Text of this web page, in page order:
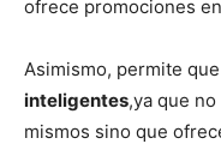
ofrece promociones
Asimismo, permite
inteligentes,ya que
mismos sino que